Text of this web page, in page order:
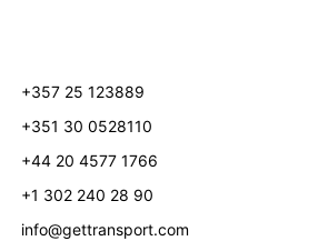
+357 25 123889
+351 30 0528110
+44 20 4577 1766
+1 302 240 28 90
info@gettransport.com